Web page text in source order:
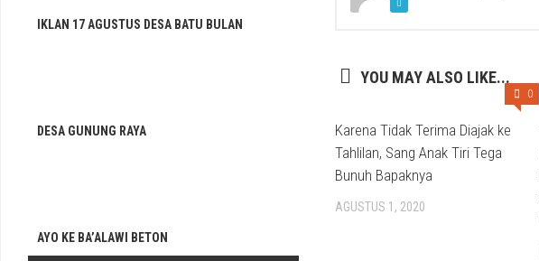
YOU MAY ALSO LIKE...
0
Karena Tidak Terima Diajak ke
Tahlilan, Sang Anak Tiri Tega
Bunuh Bapaknya
AGUSTUS 1, 2020
IKLAN 17 AGUSTUS DESA BATU BULAN
DESA GUNUNG RAYA
AYO KE BA’ALAWI BETON